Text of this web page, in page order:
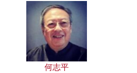
何志平